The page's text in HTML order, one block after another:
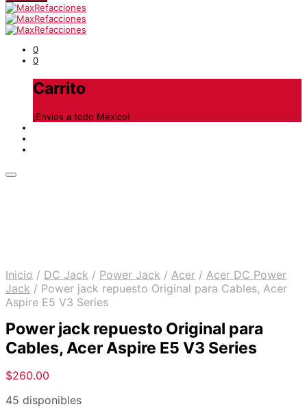
0
0
Carrito
¡Envíos a todo México!
Inicio / DC Jack / Power Jack / Acer / Acer DC Power
Jack / Power jack repuesto Original para Cables, Acer
Aspire E5 V3 Series
Power jack repuesto Original para
Cables, Acer Aspire E5 V3 Series
$260.00
45 disponibles